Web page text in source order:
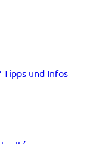
Tipps und Infos